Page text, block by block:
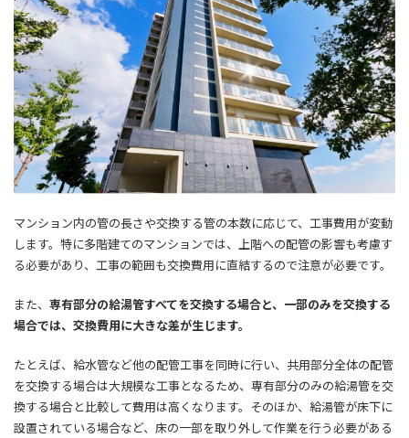
マンション内の管の長さや交換する管の本数に応じて、工事費用が変動
します。 特に多階建てのマンションでは、上階への配管の影響も考慮す
る必要があり、工事の範囲も交換費用に直結するので注意が必要です。
また、 専有部分の給湯管すべてを交換する場合と、一部のみを交換する
場合では、交換費用に大きな差が生じます。
たとえば、給水管など他の配管工事を同時に行い、共用部分全体の配管
を交換する場合は大規模な工事となるため、専有部分のみの給湯管を交
換する場合と比較して費用は高くなります。そのほか、給湯管が床下に
設置されている場合など、床の一部を取り外して作業を行う必要がある